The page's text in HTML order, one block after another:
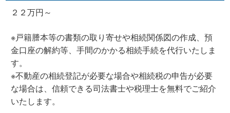
２２万円～
※戸籍謄本等の書類の取り寄せや相続関係図の作成、預
金口座の解約等、手間のかかる相続手続を代行いたしま
す。
※不動産の相続登記が必要な場合や相続税の申告が必要
な場合は、信頼できる司法書士や税理士を無料でご紹介
いたします。